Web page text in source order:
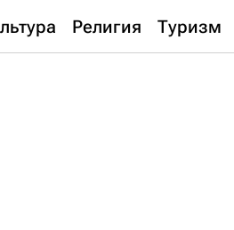
Религия Туризм